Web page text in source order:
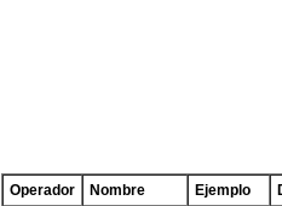
Operador Nombre Ejemplo